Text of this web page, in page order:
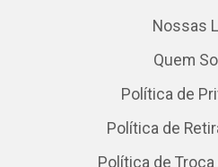
Nossas
Quem
Política de
Política de
Política de